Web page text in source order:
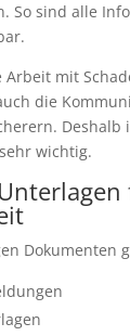
So sind alle
Arbeit mit
die
wichtig.
Dokumenten